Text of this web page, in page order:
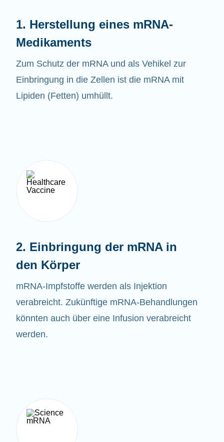
1. Herstellung eines mRNA-
Medikaments
Zum Schutz der mRNA und als Vehikel zur
Einbringung in die Zellen ist die mRNA mit
Lipiden (Fetten) umhüllt.
2. Einbringung der mRNA in
den Körper
mRNA-Impfstoffe werden als Injektion
verabreicht. Zukünftige mRNA-Behandlungen
könnten auch über eine Infusion verabreicht
werden.